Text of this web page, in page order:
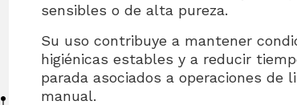
sensibles o de alta pureza.
Su uso contribuye a mantener
higiénicas estables y a reducir
parada asociados a operaciones de
manual.